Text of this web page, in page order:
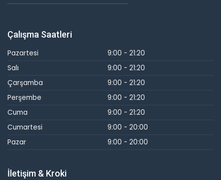
Çalışma Saatleri
Pazartesi
9:00 - 21:20
Salı
9:00 - 21:20
Çarşamba
9:00 - 21:20
Perşembe
9:00 - 21:20
Cuma
9:00 - 21:20
Cumartesi
9:00 - 20:00
Pazar
9:00 - 20:00
İletişim & Kroki